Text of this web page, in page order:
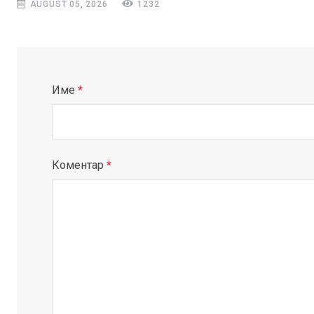
AUGUST 05, 2026 1232
Име *
Коментар *